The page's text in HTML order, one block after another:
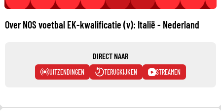
Over NOS voetbal EK-kwalificatie (v): Italië - Nederland
DIRECT NAAR
UITZENDINGEN TERUGKIJKEN STREAMEN